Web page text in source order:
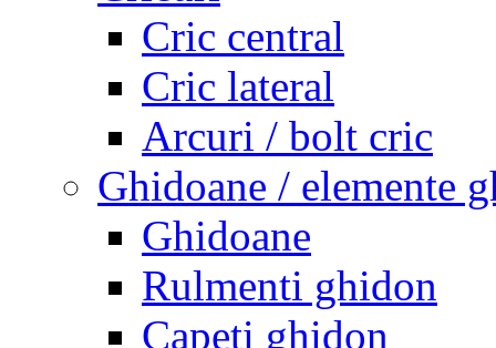
Cric central
Cric lateral
Arcuri / bolt cric
Ghidoane / elemente
Ghidoane
Rulmenti ghidon
Capeti ghidon